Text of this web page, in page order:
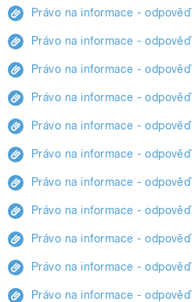
Právo na informace -
Právo na informace -
Právo na informace -
Právo na informace -
Právo na informace - odpověď
Právo na informace - odpověď
Právo na informace -
Právo na informace -
Právo na informace - odpověď
Právo na informace - odpověď
Právo na informace - odpověď